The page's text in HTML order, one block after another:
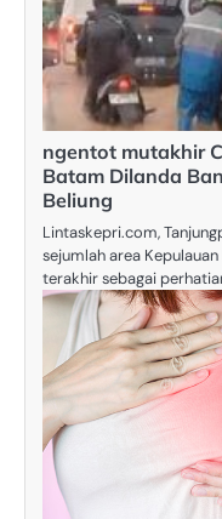
ngentot mutakhir
Batam Dilanda
Beliung
Lintaskepri.com,
sejumlah area
terakhir sebagai